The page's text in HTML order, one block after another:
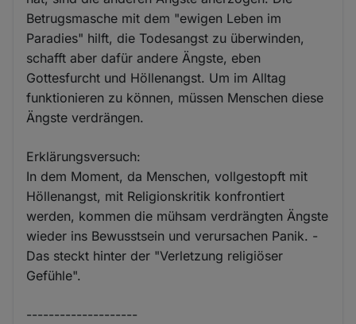
Betrugsmasche mit dem "ewigen Leben im
Paradies" hilft, die Todesangst zu überwinden,
schafft aber dafür andere Ängste, eben
Gottesfurcht und Höllenangst. Um im Alltag
funktionieren zu können, müssen Menschen diese
Ängste verdrängen.
Erklärungsversuch:
In dem Moment, da Menschen, vollgestopft mit
Höllenangst, mit Religionskritik konfrontiert
werden, kommen die mühsam verdrängten Ängste
wieder ins Bewusstsein und verursachen Panik. -
Das steckt hinter der "Verletzung religiöser
Gefühle".
--------------------